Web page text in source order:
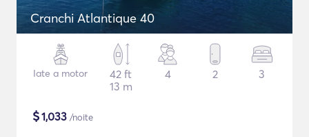
Cranchi Atlantique 40
Iate a motor
42 ft
13 m
4 2 3
$1,033 /noite